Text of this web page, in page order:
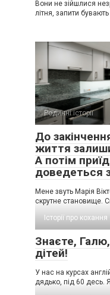
Вони не зійшлися
літня, запити бувають
Родинні історії
До
життя
А потім
доведеться
Мене звуть Марія
скрутне становище.
Історії про кохання
Знаєте,
дітей!
У нас на курсах
дядько, під 60 десь. Я